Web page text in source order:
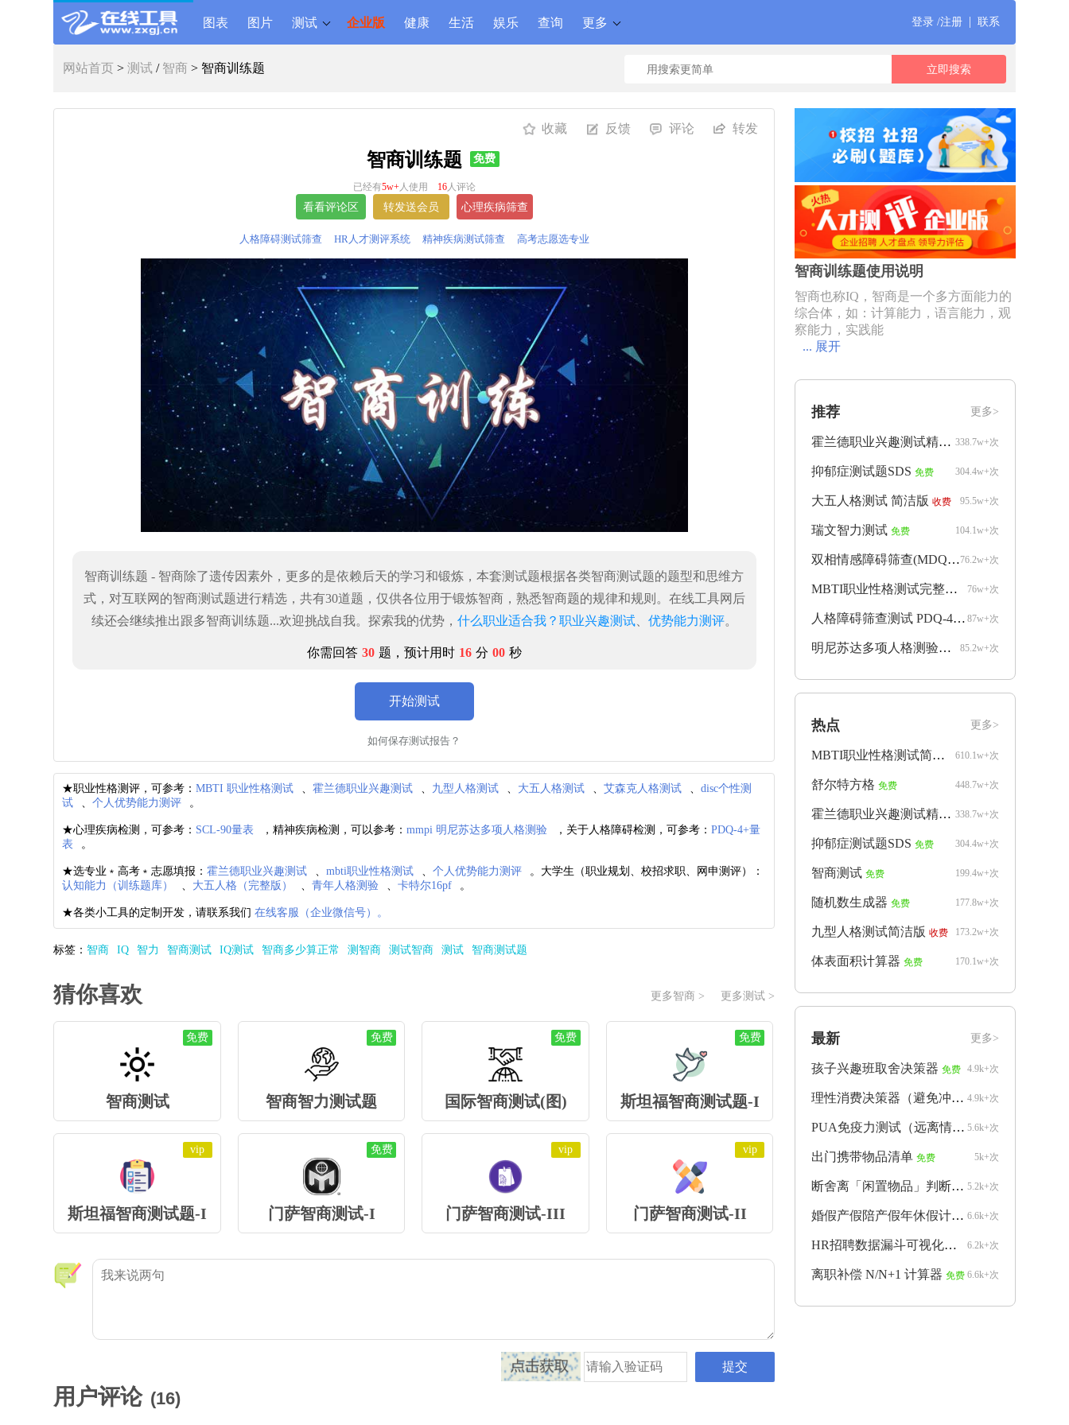
图表 图片 测试 企业版 健康 生活 娱乐 查询 更多 登录 /注册| 联系
网站首页 >测试 / 智商 > 智商训练题
收藏 反馈 评论 转发
智商训练题 免费
已经有5w+人使用 16人评论
人格障碍测试筛查 HR人才测评系统 精神疾病测试筛查 高考志愿选专业
智商训练题 - 智商除了遗传因素外，更多的是依赖后天的学习和锻炼，本套测试题根据各类智商测试题的题型和思维方
式，对互联网的智商测试题进行精选，共有30道题，仅供各位用于锻炼智商，熟悉智商题的规律和规则。在线工具网后
续还会继续推出跟多智商训练题...欢迎挑战自我。探索我的优势， 什么职业适合我？ 职业兴趣测试、 优势能力测评。
你需回答 30 题，预计用时 16 分 00 秒
开始测试
如何保存测试报告？
★职业性格测评，可参考：MBTI 职业性格测试 、霍兰德职业兴趣测试 九型人格测试 大五人格测试 、艾森克人格测试 、disc个性测
试
、个人优势能力测评 。
★心理疾病检测，可参考： SCL-90量表 ，精神疾病检测，可以参考：mmpi 明尼苏达多项人格测验 ，关于人格障碍检测，可参考：PDQ-4+量
表
。
★选专业﹡高考﹡志愿填报：霍兰德职业兴趣测试 、mbti职业性格测试 、个人优势能力测评
。大学生（职业规划、校招求职、网申测评）：
认知能力（训练题库）
大五人格（完整版） 、青年人格测验 、卡特尔16pf 。
★各类小工具的定制开发，请联系我们在线客服（企业微信号）。
标签：智商 IQ 智力 智商测试 IQ测试 智商多少算正常 测智商 测试智商 测试 智商测试题
更多测试 >
更多智商 >
猜你喜欢
免费
智商测试
免费
智商智力测试题
免费
国际智商测试(图)
免费
斯坦福智商测试题-I
vip
斯坦福智商测试题-I
免费
门萨智商测试-I
vip
门萨智商测试-III
vip
门萨智商测试-II
用户评论 (16)
智商训练题使用说明
智商也称IQ，智商是一个多方面能力的
综合体，如：计算能力，语言能力，观
察能力，实践能
... 展开
更多>
推荐
338.7w+次
霍兰德职业兴趣测试精简版 免费
304.4w+次
抑郁症测试题SDS 免费
95.5w+次
大五人格测试 简洁版 收费
104.1w+次
瑞文智力测试 免费
76.2w+次
双相情感障碍筛查(MDQ) 收费
76w+次
MBTI职业性格测试完整版 收费
87w+次
人格障碍筛查测试 PDQ-4+ 收费
85.2w+次
明尼苏达多项人格测验mmpi完整版
更多>
热点
610.1w+次
MBTI职业性格测试简洁版 免费
448.7w+次
舒尔特方格 免费
338.7w+次
霍兰德职业兴趣测试精简版 免费
304.4w+次
抑郁症测试题SDS 免费
199.4w+次
智商测试 免费
177.8w+次
随机数生成器 免费
173.2w+次
九型人格测试简洁版 收费
170.1w+次
体表面积计算器 免费
更多>
最新
4.9k+次
孩子兴趣班取舍决策器 免费
4.9k+次
理性消费决策器（避免冲动购物）
5.6k+次
PUA免疫力测试（远离情感操控）
5k+次
出门携带物品清单 免费
5.2k+次
断舍离「闲置物品」判断器 免费
6.6k+次
婚假产假陪产假年休假计算器 免费
6.2k+次
HR招聘数据漏斗可视化生成器 免费
6.6k+次
离职补偿 N/N+1 计算器 免费